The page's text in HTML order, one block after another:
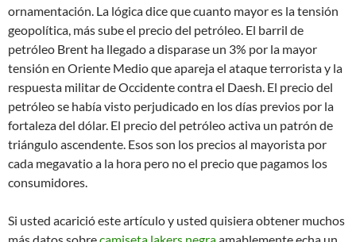
ornamentación. La lógica dice que cuanto mayor es la tensión
geopolítica, más sube el precio del petróleo. El barril de
petróleo Brent ha llegado a disparase un 3% por la mayor
tensión en Oriente Medio que apareja el ataque terrorista y la
respuesta militar de Occidente contra el Daesh. El precio del
petróleo se había visto perjudicado en los días previos por la
fortaleza del dólar. El precio del petróleo activa un patrón de
triángulo ascendente. Esos son los precios al mayorista por
cada megavatio a la hora pero no el precio que pagamos los
consumidores.
Si usted acarició este artículo y usted quisiera obtener muchos